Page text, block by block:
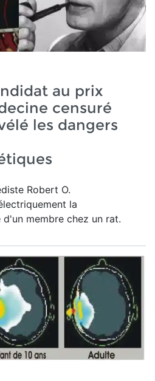
au prix
censuré
les dangers
Robert O.
la
membre chez un rat.